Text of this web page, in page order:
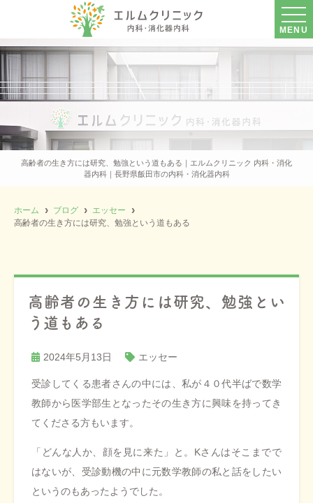
MENU
高齢者の生き方には研究、勉強という道もある｜エルムクリニック 内科・消化
器内科｜長野県飯田市の内科・消化器内科
ホーム ブログ
エッセー
高齢者の生き方には研究、勉強という道もある
高齢者の生き方には研究、勉強とい
う道もある
2024年5月13日 エッセー
受診してくる患者さんの中には、私が４０代半ばで数学
教師から医学部生となったその生き方に興味を持ってき
てくださる方もいます。
「どんな人か、顔を見に来た」と。Kさんはそこまでで
はないが、受診動機の中に元数学教師の私と話をしたい
というのもあったようでした。